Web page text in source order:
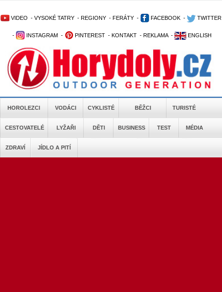
VIDEO - VYSOKÉ TATRY - REGIONY - FERÁTY - FACEBOOK - TWITTER
- INSTAGRAM - PINTEREST - KONTAKT - REKLAMA - ENGLISH
HOROLEZCI VODÁCI CYKLISTÉ BĚŽCI TURISTÉ
CESTOVATELÉ LYŽAŘI DĚTI BUSINESS TEST MÉDIA
ZDRAVÍ JÍDLO A PITÍ